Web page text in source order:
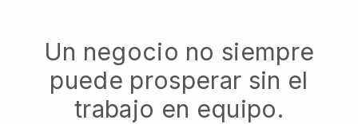
Un negocio no siempre
puede prosperar sin el
trabajo en equipo.